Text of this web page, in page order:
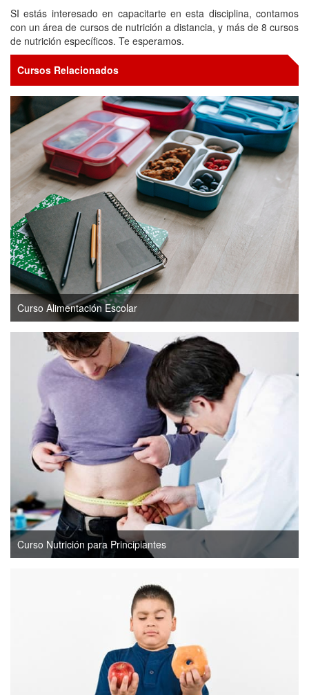
SI estás interesado en capacitarte en esta disciplina, contamos
con un área de cursos de nutrición a distancia, y más de 8 cursos
de nutrición específicos. Te esperamos.
Cursos Relacionados
Curso Alimentación Escolar
Curso Nutrición para Principiantes